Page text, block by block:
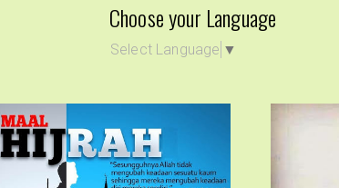
Choose your Language
Select Language ▼